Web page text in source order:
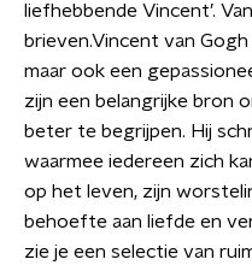
liefhebbende Vincent’.
brieven.Vincent van
maar ook een
zijn een belangrijke bron
beter te begrijpen. Hij
waarmee iedereen zich
op het leven, zijn
behoefte aan liefde en
zie je een selectie van